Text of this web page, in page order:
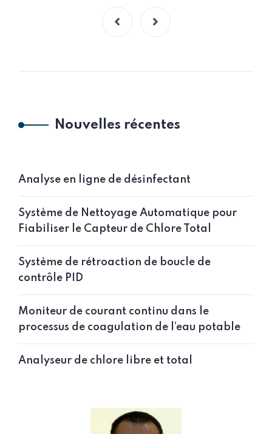
Nouvelles récentes
Analyse en ligne de désinfectant
Système de Nettoyage Automatique pour
Fiabiliser le Capteur de Chlore Total
Système de rétroaction de boucle de
contrôle PID
Moniteur de courant continu dans le
processus de coagulation de l’eau potable
Analyseur de chlore libre et total